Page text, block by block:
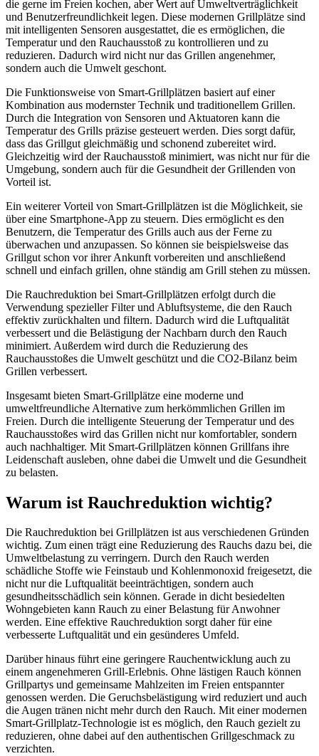
die gerne im Freien kochen, aber Wert auf Umweltverträglichkeit
und Benutzerfreundlichkeit legen. Diese modernen Grillplätze sind
mit intelligenten Sensoren ausgestattet, die es ermöglichen, die
Temperatur und den Rauchausstoß zu kontrollieren und zu
reduzieren. Dadurch wird nicht nur das Grillen angenehmer,
sondern auch die Umwelt geschont.
Die Funktionsweise von Smart-Grillplätzen basiert auf einer
Kombination aus modernster Technik und traditionellem Grillen.
Durch die Integration von Sensoren und Aktuatoren kann die
Temperatur des Grills präzise gesteuert werden. Dies sorgt dafür,
dass das Grillgut gleichmäßig und schonend zubereitet wird.
Gleichzeitig wird der Rauchausstoß minimiert, was nicht nur für die
Umgebung, sondern auch für die Gesundheit der Grillenden von
Vorteil ist.
Ein weiterer Vorteil von Smart-Grillplätzen ist die Möglichkeit, sie
über eine Smartphone-App zu steuern. Dies ermöglicht es den
Benutzern, die Temperatur des Grills auch aus der Ferne zu
überwachen und anzupassen. So können sie beispielsweise das
Grillgut schon vor ihrer Ankunft vorbereiten und anschließend
schnell und einfach grillen, ohne ständig am Grill stehen zu müssen.
Die Rauchreduktion bei Smart-Grillplätzen erfolgt durch die
Verwendung spezieller Filter und Abluftsysteme, die den Rauch
effektiv zurückhalten und filtern. Dadurch wird die Luftqualität
verbessert und die Belästigung der Nachbarn durch den Rauch
minimiert. Außerdem wird durch die Reduzierung des
Rauchausstoßes die Umwelt geschützt und die CO2-Bilanz beim
Grillen verbessert.
Insgesamt bieten Smart-Grillplätze eine moderne und
umweltfreundliche Alternative zum herkömmlichen Grillen im
Freien. Durch die intelligente Steuerung der Temperatur und des
Rauchausstoßes wird das Grillen nicht nur komfortabler, sondern
auch nachhaltiger. Mit Smart-Grillplätzen können Grillfans ihre
Leidenschaft ausleben, ohne dabei die Umwelt und die Gesundheit
zu belasten.
Warum ist Rauchreduktion wichtig?
Die Rauchreduktion bei Grillplätzen ist aus verschiedenen Gründen
wichtig. Zum einen trägt eine Reduzierung des Rauchs dazu bei, die
Umweltbelastung zu verringern. Durch den Rauch werden
schädliche Stoffe wie Feinstaub und Kohlenmonoxid freigesetzt, die
nicht nur die Luftqualität beeinträchtigen, sondern auch
gesundheitsschädlich sein können. Gerade in dicht besiedelten
Wohngebieten kann Rauch zu einer Belastung für Anwohner
werden. Eine effektive Rauchreduktion sorgt daher für eine
verbesserte Luftqualität und ein gesünderes Umfeld.
Darüber hinaus führt eine geringere Rauchentwicklung auch zu
einem angenehmeren Grill-Erlebnis. Ohne lästigen Rauch können
Grillpartys und gemeinsame Mahlzeiten im Freien entspannter
genossen werden. Die Geruchsbelästigung wird reduziert und auch
die Augen tränen nicht mehr durch den Rauch. Mit einer modernen
Smart-Grillplatz-Technologie ist es möglich, den Rauch gezielt zu
reduzieren, ohne dabei auf den authentischen Grillgeschmack zu
verzichten.